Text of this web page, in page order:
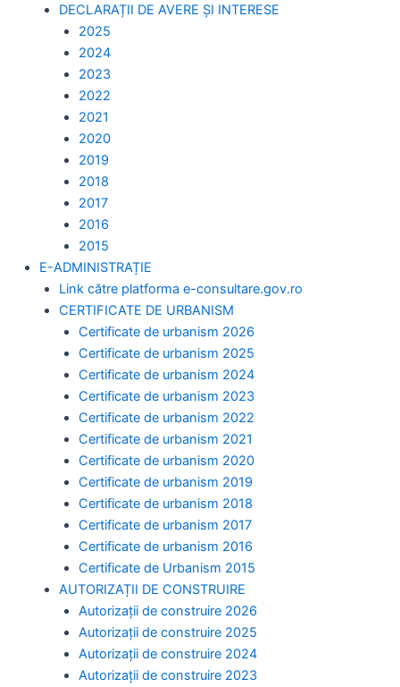
DECLARAȚII DE AVERE ȘI INTERESE
2025
2024
2023
2022
2021
2020
2019
2018
2017
2016
2015
E-ADMINISTRAȚIE
Link către platforma e-consultare.gov.ro
CERTIFICATE DE URBANISM
Certificate de urbanism 2026
Certificate de urbanism 2025
Certificate de urbanism 2024
Certificate de urbanism 2023
Certificate de urbanism 2022
Certificate de urbanism 2021
Certificate de urbanism 2020
Certificate de urbanism 2019
Certificate de urbanism 2018
Certificate de urbanism 2017
Certificate de urbanism 2016
Certificate de Urbanism 2015
AUTORIZAȚII DE CONSTRUIRE
Autorizații de construire 2026
Autorizații de construire 2025
Autorizații de construire 2024
Autorizații de construire 2023